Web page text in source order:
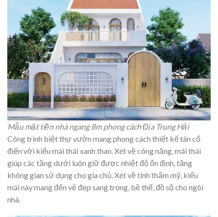
Mẫu mặt tiền nhà ngang 8m phong cách Địa Trung Hải
Công trình biệt thự vườn mang phong cách thiết kế tân cổ
điển với kiểu mái thái xanh than. Xét về công năng, mái thái
giúp các tầng dưới luôn giữ được nhiệt độ ổn định, tăng
không gian sử dụng cho gia chủ. Xét về tính thẩm mỹ, kiểu
mái này mang đến vẻ đẹp sang trọng, bề thế, đồ sộ cho ngôi
nhà.